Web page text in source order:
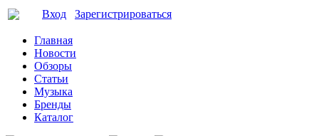
Вход Зарегистрироваться
Главная
Новости
Обзоры
Статьи
Музыка
Бренды
Каталог